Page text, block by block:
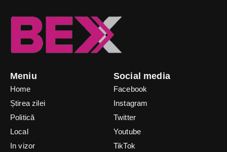
Meniu
Home
Știrea zilei
Politică
Local
In vizor
Social media
Facebook
Instagram
Twitter
Youtube
TikTok